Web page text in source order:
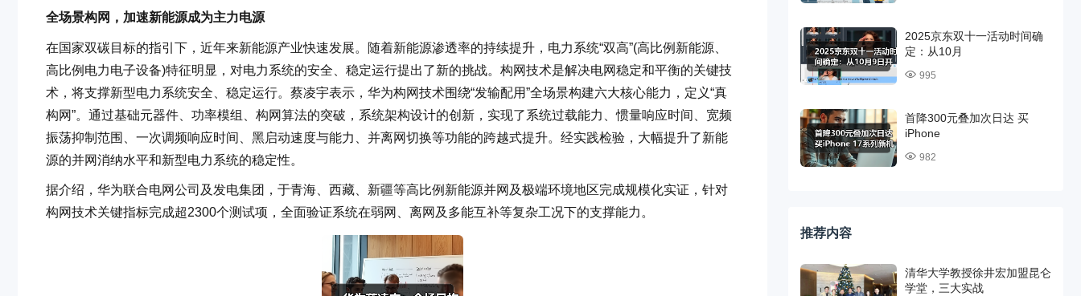
全场景构网，加速新能源成为主力电源
在国家双碳目标的指引下，近年来新能源产业快速发展。随着新能源渗透率的持续提升，电力系统“双高”(高比例新能源、
高比例电力电子设备)特征明显，对电力系统的安全、稳定运行提出了新的挑战。构网技术是解决电网稳定和平衡的关键技
术，将支撑新型电力系统安全、稳定运行。蔡凌宇表示，华为构网技术围绕“发输配用”全场景构建六大核心能力，定义“真
构网”。通过基础元器件、功率模组、构网算法的突破，系统架构设计的创新，实现了系统过载能力、惯量响应时间、宽频
振荡抑制范围、一次调频响应时间、黑启动速度与能力、并离网切换等功能的跨越式提升。经实践检验，大幅提升了新能
源的并网消纳水平和新型电力系统的稳定性。
据介绍，华为联合电网公司及发电集团，于青海、西藏、新疆等高比例新能源并网及极端环境地区完成规模化实证，针对
构网技术关键指标完成超2300个测试项，全面验证系统在弱网、离网及多能互补等复杂工况下的支撑能力。
2025京东双十一活动时间确
定：从10月
995
首降300元叠加次日达 买
iPhone
982
推荐内容
清华大学教授徐井宏加盟昆仑
学堂，三大实战